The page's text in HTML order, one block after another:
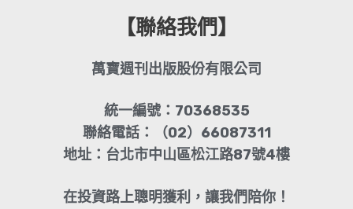
【聯絡我們】
萬寶週刊出版股份有限公司
統一編號：70368535
聯絡電話：（02）66087311
地址：台北市中山區松江路87號4樓
在投資路上聰明獲利，讓我們陪你！